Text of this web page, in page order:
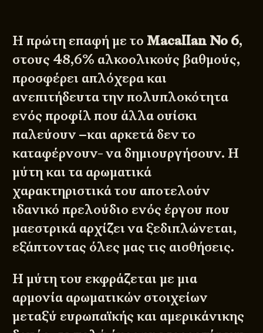
Η πρώτη επαφή με το Macallan No 6,
στους 48,6% αλκοολικούς βαθμούς,
προσφέρει απλόχερα και
ανεπιτήδευτα την πολυπλοκότητα
ενός προφίλ που άλλα ουίσκι
παλεύουν –και αρκετά δεν το
καταφέρνουν- να δημιουργήσουν. Η
μύτη και τα αρωματικά
χαρακτηριστικά του αποτελούν
ιδανικό πρελούδιο ενός έργου που
μαεστρικά αρχίζει να ξεδιπλώνεται,
εξάπτοντας όλες μας τις αισθήσεις.
Η μύτη του εκφράζεται με μια
αρμονία αρωματικών στοιχείων
μεταξύ ευρωπαϊκής και αμερικάνικης